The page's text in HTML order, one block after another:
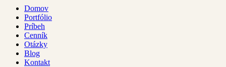
Domov
Portfólio
Príbeh
Cenník
Otázky
Blog
Kontakt